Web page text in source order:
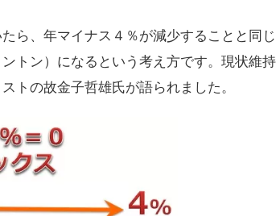
ら、年マイナス４％が減少することと同じ
トン）になるという考え方です。現状維持
トの故金子哲雄氏が語られました。